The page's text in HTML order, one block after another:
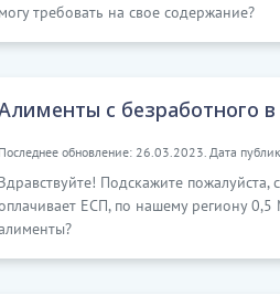
могу требовать на свое содержание?
с безработного
Последнее обновление: 26.03.2023. Дата
Подскажите
ЕСП, по нашему региону 0,5